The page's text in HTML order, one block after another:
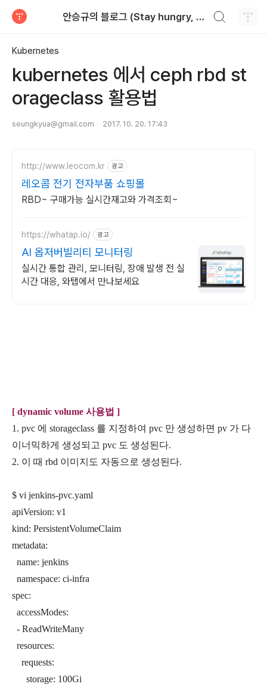
안승규의 블로그 (Stay hungry, stay foolish)
Kubernetes
kubernetes 에서 ceph rbd st
orageclass 활용법
seungkyua@gmail.com 2017. 10. 20. 17:43
http://www.leocom.kr 광고
레오콤 전기 전자부품 쇼핑몰
RBD~ 구매가능 실시간재고와 가격조회~
https://whatap.io/ 광고
AI 옵저버빌리티 모니터링
실시간 통합 관리, 모니터링, 장애 발생 전 실
시간 대응, 와탭에서 만나보세요
[ dynamic volume 사용법 ]
1. pvc 에 storageclass 를 지정하여 pvc 만 생성하면 pv 가 다
이너믹하게 생성되고 pvc 도 생성된다.
2. 이 때 rbd 이미지도 자동으로 생성된다.
$ vi jenkins-pvc.yaml
apiVersion: v1
kind: PersistentVolumeClaim
metadata:
name: jenkins
namespace: ci-infra
spec:
accessModes:
- ReadWriteMany
resources:
requests:
storage: 100Gi